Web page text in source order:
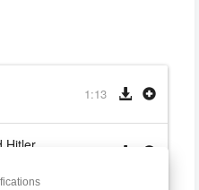
1:13
Hitler